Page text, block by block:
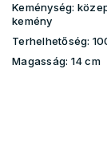
Keménység:
kemény
Terhelhetőség:
Magasság: 14 cm